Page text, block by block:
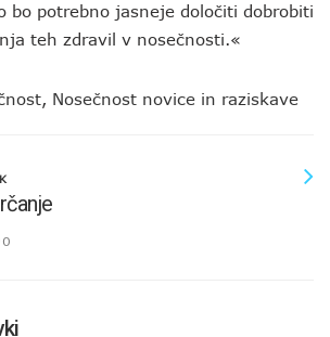
bo potrebno jasneje določiti dobrobiti
teh zdravil v nosečnosti.«
, Nosečnost novice in raziskave
0